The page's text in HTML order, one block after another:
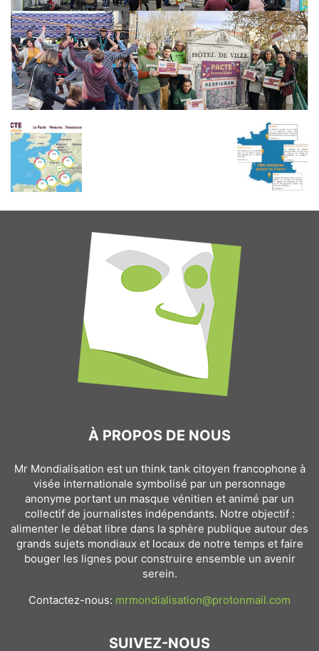
À PROPOS DE NOUS
Mr Mondialisation est un think tank citoyen francophone à
visée internationale symbolisé par un personnage
anonyme portant un masque vénitien et animé par un
collectif de journalistes indépendants. Notre objectif :
alimenter le débat libre dans la sphère publique autour des
grands sujets mondiaux et locaux de notre temps et faire
bouger les lignes pour construire ensemble un avenir
serein.
Contactez-nous: mrmondialisation@protonmail.com
SUIVEZ-NOUS